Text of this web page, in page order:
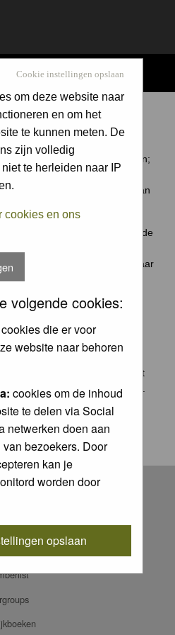
Cookie instellingen opslaan
om deze website naar
en om het
te kunnen meten. De
zijn volledig
te herleiden naar IP
cookies en ons
volgende cookies:
cookies die er voor
website naar behoren
cookies om de inhoud
te delen via Social
netwerken doen aan
bezoekers. Door
kan je
worden door
opslaan
voor elke
en België.
ongetwijfeld verborgen schatten;
jij de Groene Camera of een van
of België? Dan past de
jou.
op je harde schijf, maar
Camera!
ga naar
wedstrijden organiseert
met leuke prijzen.
photo-challenge/